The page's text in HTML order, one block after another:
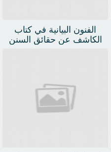
الفنون البيانية في كتاب
الكاشف عن حقائق السنن